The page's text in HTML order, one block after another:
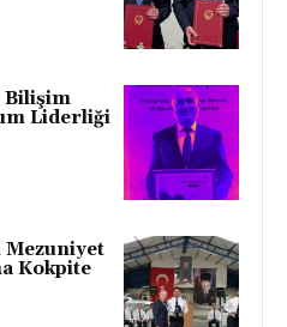
Bilişim
Liderliği
Mezuniyet
Kokpite